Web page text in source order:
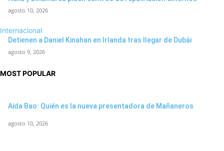
agosto 10, 2026
Internacional
Detienen a Daniel Kinahan en Irlanda tras llegar de Dubái
agosto 9, 2026
MOST POPULAR
Aida Bao: Quién es la nueva presentadora de Mañaneros
agosto 10, 2026